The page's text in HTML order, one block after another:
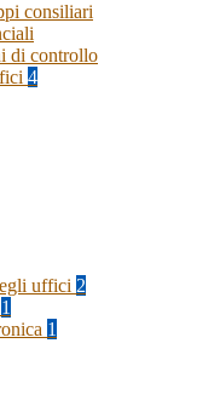
consiliari
di controllo
4
uffici 2
1
1